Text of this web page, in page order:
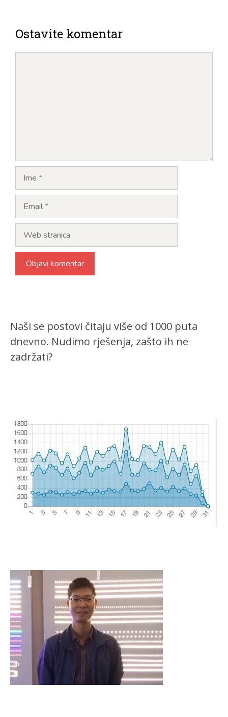
Ostavite komentar
Ime
mail
Web
stranica
Naši se postovi čitaju više od 1000 puta
dnevno. Nudimo rješenja, zašto ih ne
zadržati?